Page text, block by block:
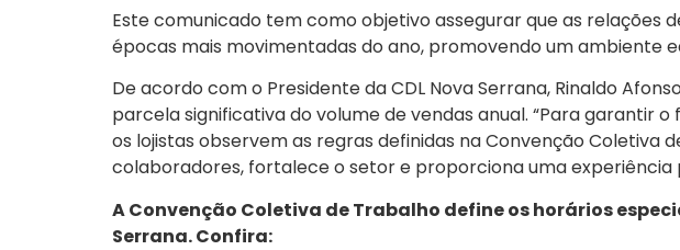
Este comunicado tem como objetivo assegurar que as relações
épocas mais movimentadas do ano, promovendo um ambiente
De acordo com o Presidente da CDL Nova Serrana, Rinaldo
parcela significativa do volume de vendas anual. “Para garantir
os lojistas observem as regras definidas na Convenção Coletiva
colaboradores, fortalece o setor e proporciona uma experiência
A Convenção Coletiva de Trabalho define os horários
Serrana. Confira: